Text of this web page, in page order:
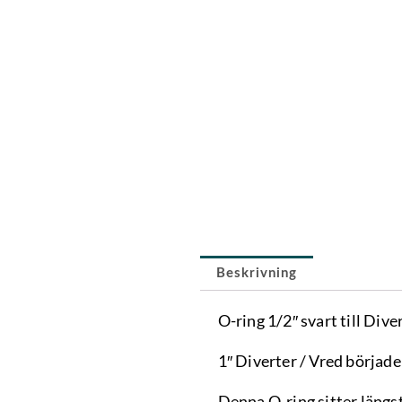
Beskrivning
O-ring 1/2″ svart till
1″ Diverter / Vred